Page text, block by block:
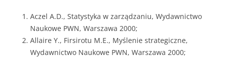
Aczel A.D., Statystyka w zarządzaniu, Wydawnictwo
Naukowe PWN, Warszawa 2000;
Allaire Y., Firsirotu M.E., Myślenie strategiczne,
Wydawnictwo Naukowe PWN, Warszawa 2000;